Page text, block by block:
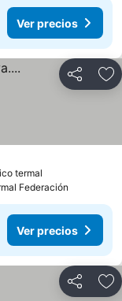
Ver precios
Compartir
termal
Federación
Ver precios
Compartir